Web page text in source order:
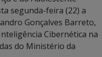
segunda-feira (22) a
Gonçalves Barreto,
Cibernética na
do Ministério da